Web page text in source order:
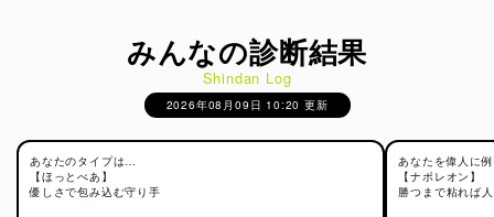
を気軽に自己分析できる、新感覚の恋愛診断コンテンツとな
「ふわ恋キュンべあ診断」では、恋愛心理学の考え方や、恋
愛コラム・診断コンテンツの企画制作で蓄積した知見をもと
みんなの診断結果
Shindan Log
2026年08月09日 10:20 更新
あなたのタイプは…
【ほっとべあ】
優しさで包み込む守り手
あなたを偉人に
【ナポレオン】
勝つまで粘れば